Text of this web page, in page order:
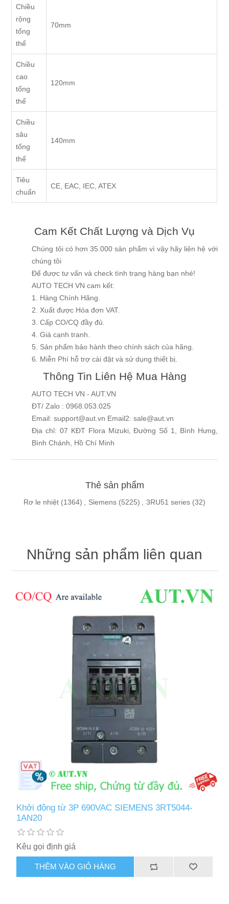
Chiều
rộng
tổng
thể
70mm
Chiều
cao
tổng
thể
120mm
Chiều
sâu
tổng
thể
140mm
Tiêu
chuẩn
CE, EAC, IEC, ATEX
Cam Kết Chất Lượng và Dịch Vụ
Chúng tôi có hơn 35.000 sản phẩm vì vậy hãy liên hệ với
chúng tôi
Để được tư vấn và check tình trạng hàng bạn nhé!
AUTO TECH VN cam kết:
1. Hàng Chính Hãng.
2. Xuất được Hóa đơn VAT.
3. Cấp CO/CQ đầy đủ.
4. Giá cạnh tranh.
5. Sản phẩm bảo hành theo chính sách của hãng.
6. Miễn Phí hỗ trợ cài đặt và sử dụng thiết bị.
Thông Tin Liên Hệ Mua Hàng
AUTO TECH VN - AUT.VN
ĐT/ Zalo : 0968.053.025
Email: support@aut.vn Email2: sale@aut.vn
Địa chỉ: 07 KĐT Flora Mizuki, Đường Số 1, Bình Hưng,
Bình Chánh, Hồ Chí Minh
Thẻ sản phẩm
Rơ le nhiệt (1364) , Siemens (5225) , 3RU51 series (32)
Những sản phẩm liên quan
Khởi động từ 3P 690VAC SIEMENS 3RT5044-
1AN20
Kêu gọi định giá
THÊM VÀO GIỎ HÀNG